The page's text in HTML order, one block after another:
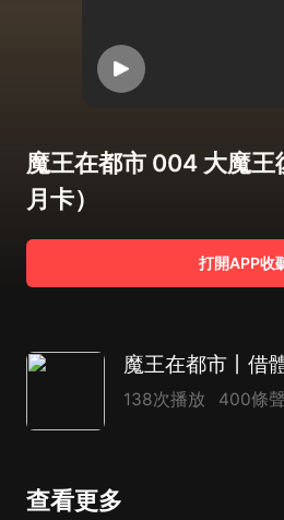
魔王在都市 004 大魔王
月卡）
打開APP收
138次播放 400條
查看更多